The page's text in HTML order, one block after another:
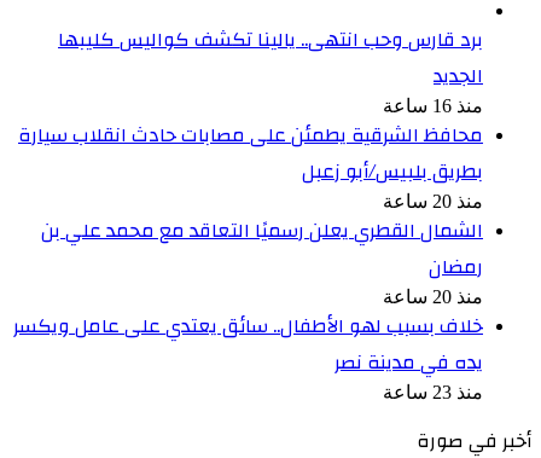
برد قارس وحب انتهى.. يالينا تكشف كواليس كليبها
الجديد
منذ 16 ساعة
محافظ الشرقية يطمئن على مصابات حادث انقلاب سيارة
بطريق بلبيس/أبو زعبل
منذ 20 ساعة
الشمال القطري يعلن رسميًا التعاقد مع محمد علي بن
رمضان
منذ 20 ساعة
خلاف بسبب لهو الأطفال.. سائق يعتدي على عامل ويكسر
يده في مدينة نصر
منذ 23 ساعة
أخبر في صورة